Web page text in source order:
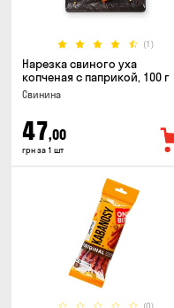
(1)
Нарезка свиного уха
копченая с паприкой, 100 г
Свинина
47,00
грн за 1 шт